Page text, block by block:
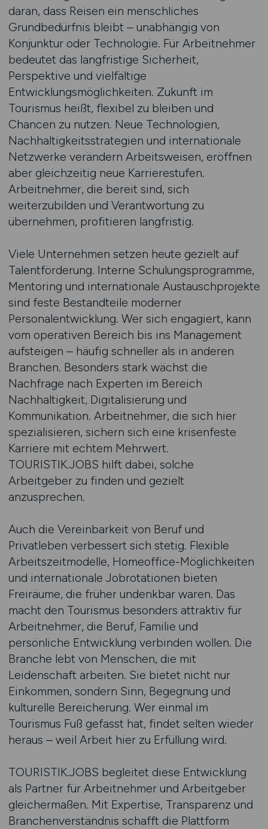
daran, dass Reisen ein menschliches
Grundbedürfnis bleibt – unabhängig von
Konjunktur oder Technologie. Für Arbeitnehmer
bedeutet das langfristige Sicherheit,
Perspektive und vielfältige
Entwicklungsmöglichkeiten. Zukunft im
Tourismus heißt, flexibel zu bleiben und
Chancen zu nutzen. Neue Technologien,
Nachhaltigkeitsstrategien und internationale
Netzwerke verändern Arbeitsweisen, eröffnen
aber gleichzeitig neue Karrierestufen.
Arbeitnehmer, die bereit sind, sich
weiterzubilden und Verantwortung zu
übernehmen, profitieren langfristig.
Viele Unternehmen setzen heute gezielt auf
Talentförderung. Interne Schulungsprogramme,
Mentoring und internationale Austauschprojekte
sind feste Bestandteile moderner
Personalentwicklung. Wer sich engagiert, kann
vom operativen Bereich bis ins Management
aufsteigen – häufig schneller als in anderen
Branchen. Besonders stark wächst die
Nachfrage nach Experten im Bereich
Nachhaltigkeit, Digitalisierung und
Kommunikation. Arbeitnehmer, die sich hier
spezialisieren, sichern sich eine krisenfeste
Karriere mit echtem Mehrwert.
TOURISTIK.JOBS hilft dabei, solche
Arbeitgeber zu finden und gezielt
anzusprechen.
Auch die Vereinbarkeit von Beruf und
Privatleben verbessert sich stetig. Flexible
Arbeitszeitmodelle, Homeoffice-Möglichkeiten
und internationale Jobrotationen bieten
Freiräume, die früher undenkbar waren. Das
macht den Tourismus besonders attraktiv für
Arbeitnehmer, die Beruf, Familie und
persönliche Entwicklung verbinden wollen. Die
Branche lebt von Menschen, die mit
Leidenschaft arbeiten. Sie bietet nicht nur
Einkommen, sondern Sinn, Begegnung und
kulturelle Bereicherung. Wer einmal im
Tourismus Fuß gefasst hat, findet selten wieder
heraus – weil Arbeit hier zu Erfüllung wird.
TOURISTIK.JOBS begleitet diese Entwicklung
als Partner für Arbeitnehmer und Arbeitgeber
gleichermaßen. Mit Expertise, Transparenz und
Branchenverständnis schafft die Plattform